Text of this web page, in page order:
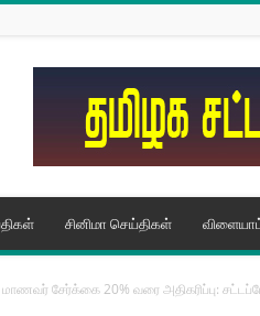
சினிமா செய்திகள்
சேர்க்கை 20% வரை அதிகரிப்பு: